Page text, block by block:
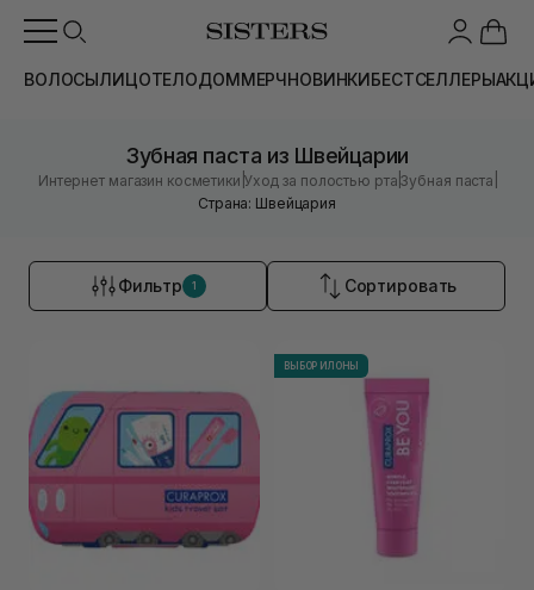
ВОЛОСЫЛИЦОТЕЛОДОММЕРЧНОВИНКИБЕСТСЕЛЛЕРЫ
Зубная паста из Швейцарии
Интернет магазин косметики |Уход за полостью рта |Зубная паста
Страна: Швейцария
Фильтр 1 Сортировать
ВЫБОР ИЛОНЫ